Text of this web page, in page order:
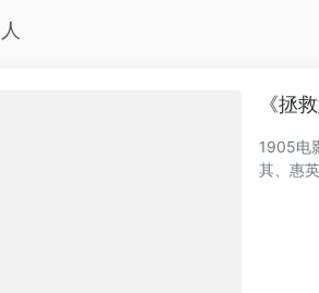
《拯
1905电
其、惠